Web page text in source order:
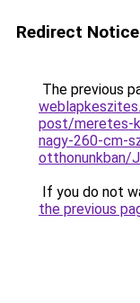
Redirect Notice
The previous
post/meretes-
nagy-260-cm-
otthonunkban/
If you do not
the previous